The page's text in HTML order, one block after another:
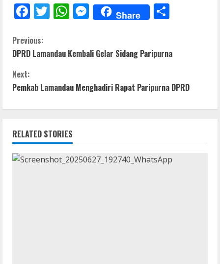
F
e
b
o
k
T
er
W
s
p
p
M
e
e
g
er
Share
e
C
o
n
t
i
n
u
Previous:
DPRD Lamandau Kembali Gelar Sidang Paripurna
Next:
Pemkab Lamandau Menghadiri Rapat Paripurna DPRD
RELATED STORIES